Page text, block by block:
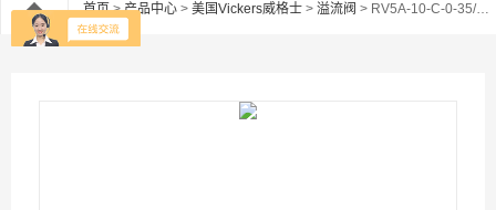
首页>产品中心 > 美国Vickers威格士 > 溢流阀 > RV5A-10-C-0-35/14EATON伊顿威格士插装溢流阀RV5A-10-C-0-35